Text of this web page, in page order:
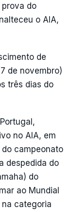
do
o AIA,
de
de novembro)
três dias do
no AIA, em
campeonato
despedida do
do
ao Mundial
categoria